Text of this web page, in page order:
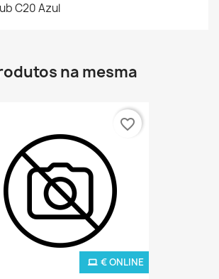
C20 Azul
na mesma
€ ONLINE
favorite_border